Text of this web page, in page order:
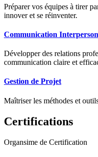
Préparer vos équipes à tirer
innover et se réinventer.
Communication
Développer des relations
communication claire et
Gestion de Projet
Maîtriser les méthodes et
Certifications
Organsime de Certification